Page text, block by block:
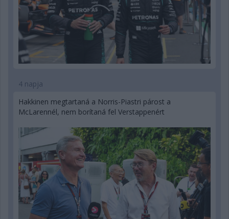
4 napja
Hakkinen megtartaná a Norris-Piastri párost a
McLarennél, nem borítaná fel Verstappenért